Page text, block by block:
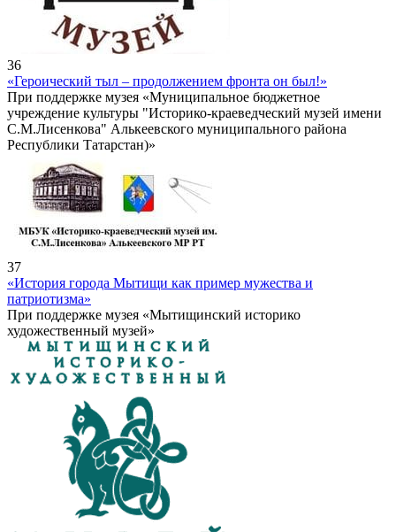
36
«Героический тыл – продолжением фронта он был!»
При поддержке музея «Муниципальное бюджетное
учреждение культуры "Историко-краеведческий музей имени
С.М.Лисенкова" Алькеевского муниципального района
Республики Татарстан)»
37
«История города Мытищи как пример мужества и
патриотизма»
При поддержке музея «Мытищинский историко
художественный музей»